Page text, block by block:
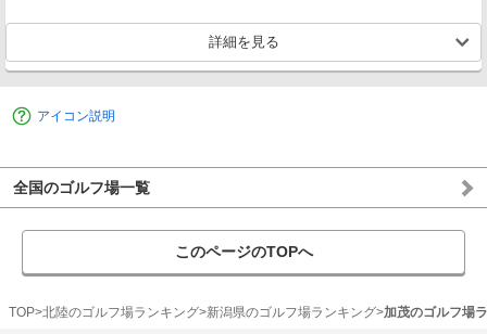
詳細を見る
アイコン説明
全国のゴルフ場一覧
このページのTOPへ
TOP 北陸のゴルフ場ランキング 新潟県のゴルフ場ランキング 加茂のゴルフ場